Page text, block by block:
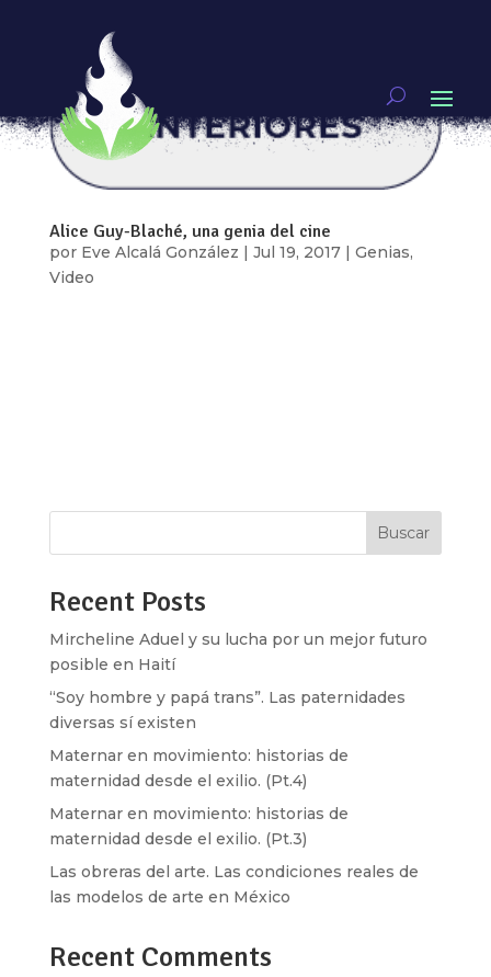
Alice Guy-Blaché, una genia del cine
por Eve Alcalá González | Jul 19, 2017| Genias,
Video
Buscar
Recent Posts
Mircheline Aduel y su lucha por un mejor futuro
posible en Haití
“Soy hombre y papá trans”. Las paternidades
diversas sí existen
Maternar en movimiento: historias de
maternidad desde el exilio. (Pt.4)
Maternar en movimiento: historias de
maternidad desde el exilio. (Pt.3)
Las obreras del arte. Las condiciones reales de
las modelos de arte en México
Recent Comments